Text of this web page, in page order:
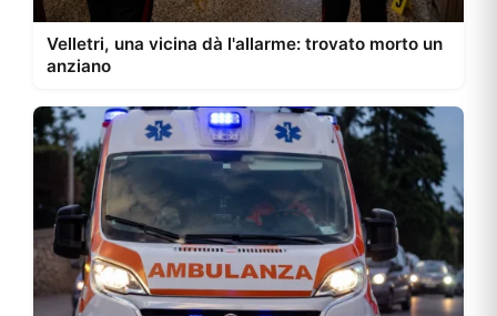
Velletri, una vicina dà l'allarme: trovato morto un
anziano